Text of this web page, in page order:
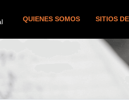
QUIENES SOMOS SITIOS